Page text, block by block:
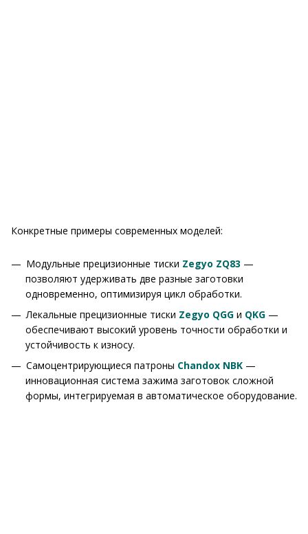
Конкретные примеры современных моделей:
Модульные прецизионные тиски Zegyo ZQ83 —
позволяют удерживать две разные заготовки
одновременно, оптимизируя цикл обработки.
Лекальные прецизионные тиски Zegyo QGG и QKG —
обеспечивают высокий уровень точности обработки и
устойчивость к износу.
Самоцентрирующиеся патроны Chandox NBK —
инновационная система зажима заготовок сложной
формы, интегрируемая в автоматическое оборудование.